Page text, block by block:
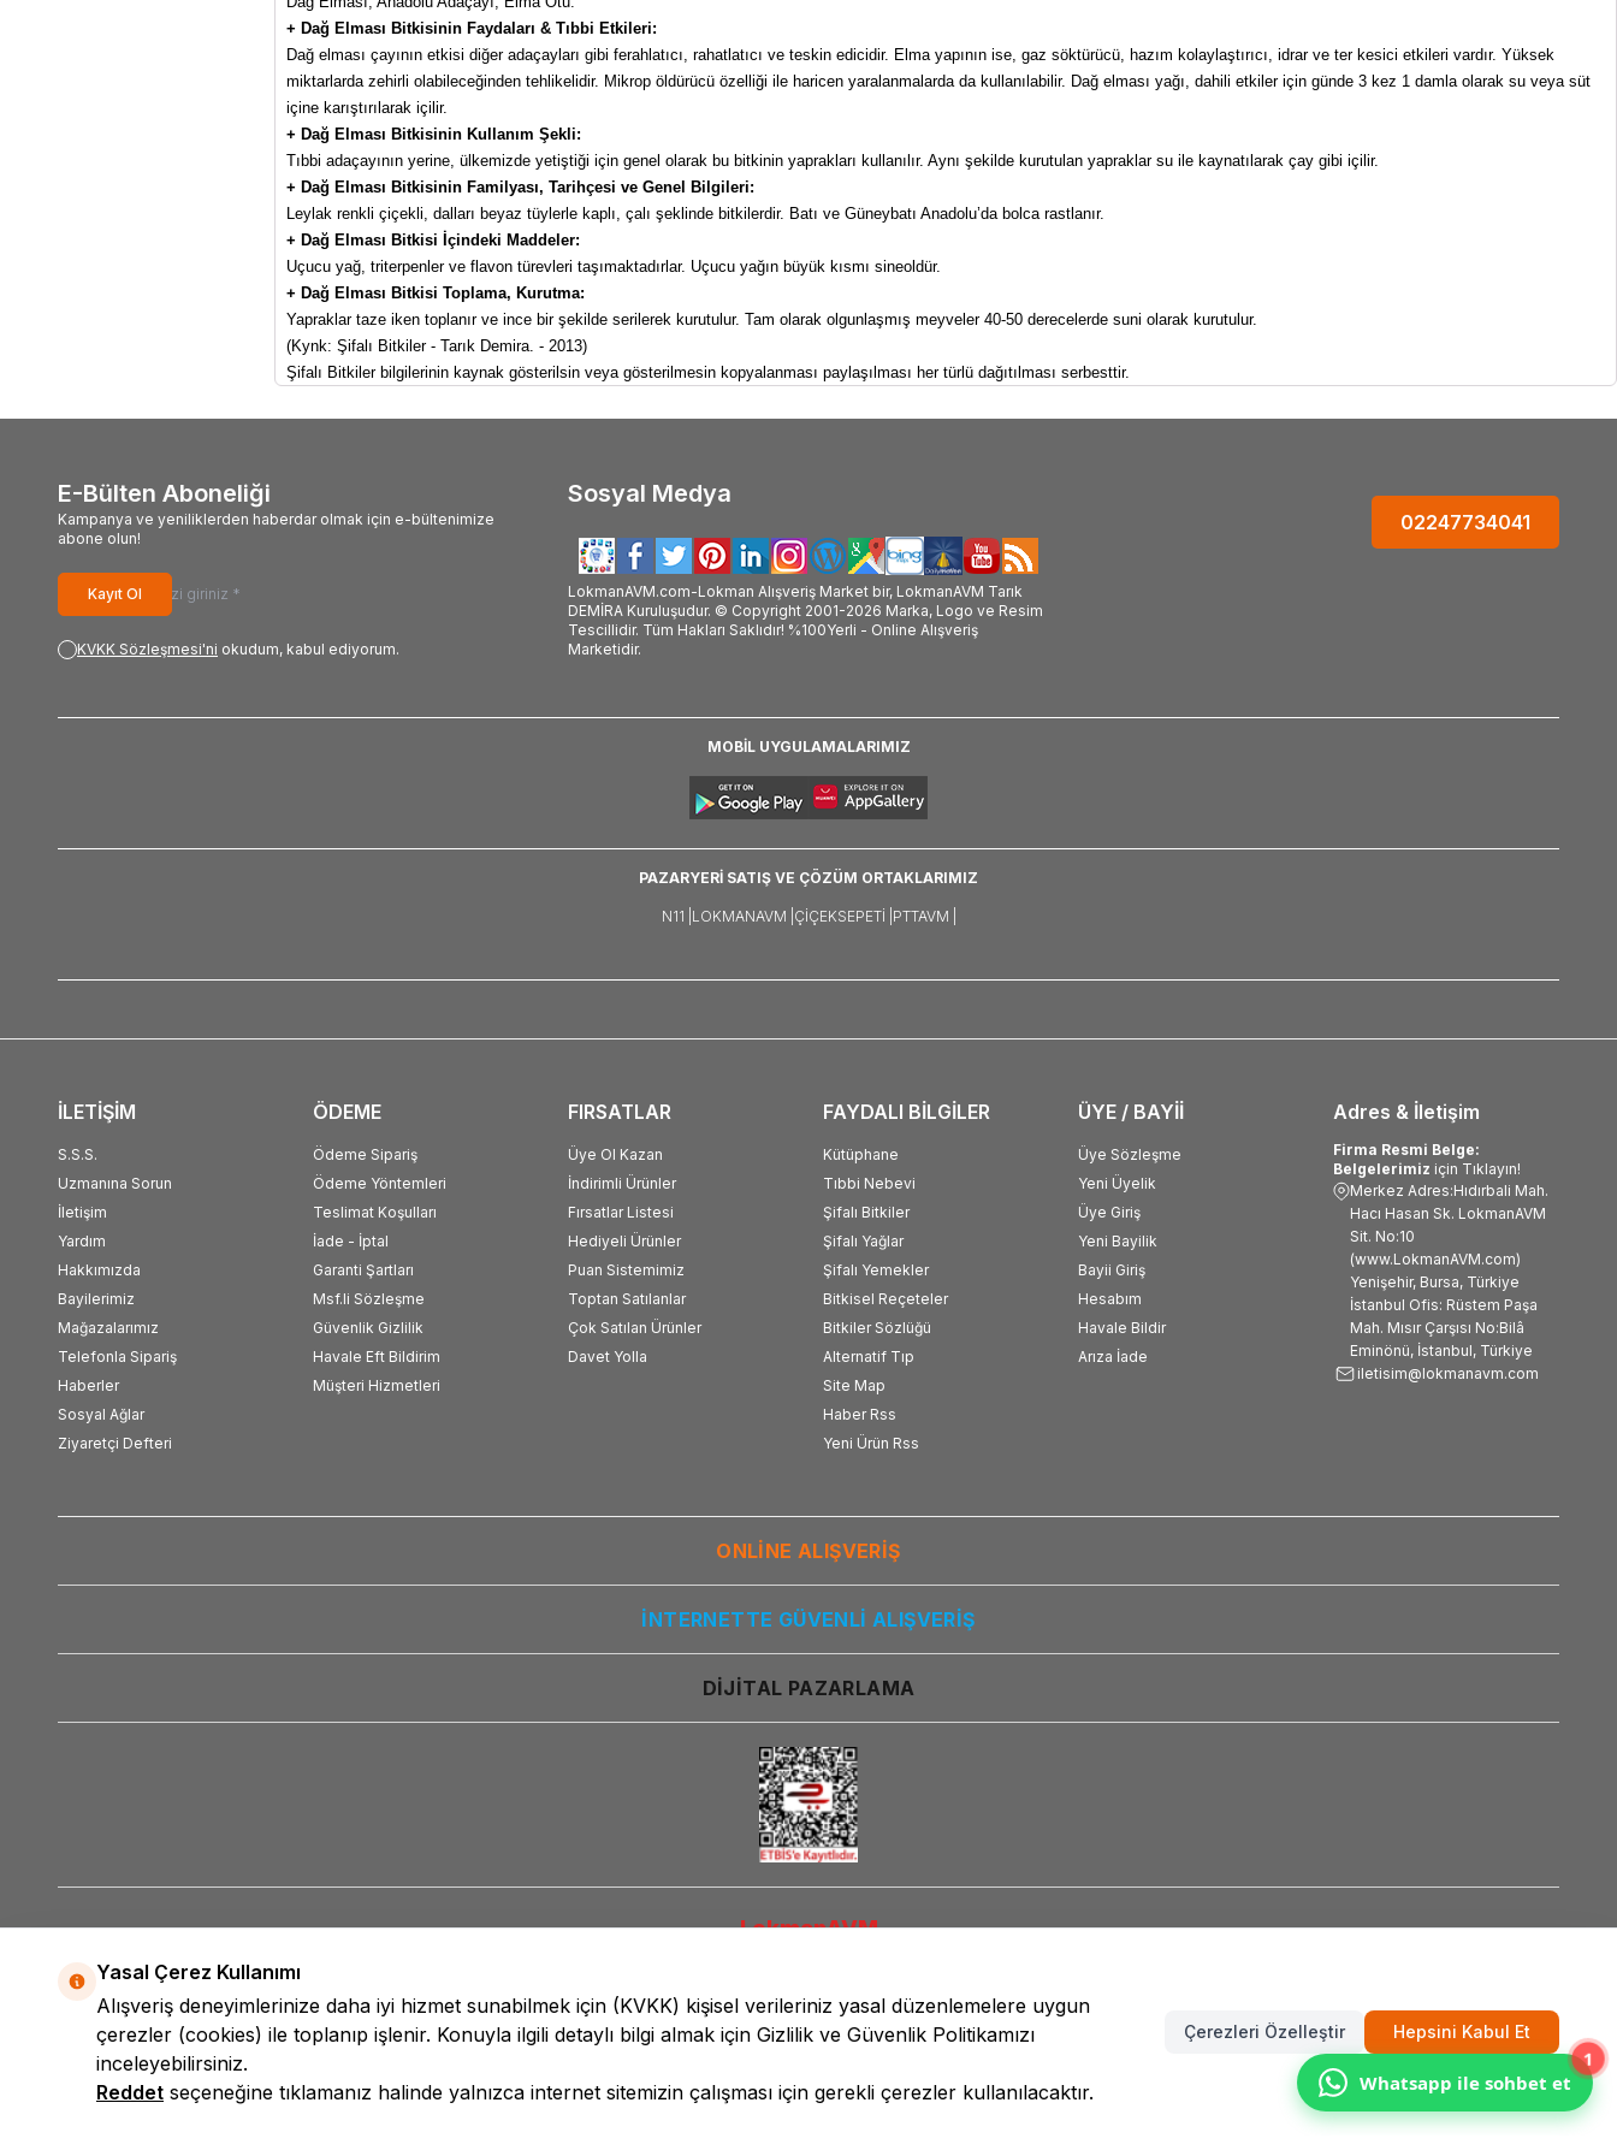
Whatsapp ile sohbet et
1
+ Dağ Elması Bitkisinin Faydaları & Tıbbi Etkileri:
Dağ elması çayının etkisi diğer adaçayları gibi ferahlatıcı, rahatlatıcı ve teskin edicidir. Elma yapının ise, gaz söktürücü, hazım kolaylaştırıcı, idrar ve ter kesici etkileri vardır. Yüksek
miktarlarda zehirli olabileceğinden tehlikelidir. Mikrop öldürücü özelliği ile haricen yaralanmalarda da kullanılabilir. Dağ elması yağı, dahili etkiler için günde 3 kez 1 damla olarak su veya süt
içine karıştırılarak içilir.
+ Dağ Elması Bitkisinin Kullanım Şekli:
Tıbbi adaçayının yerine, ülkemizde yetiştiği için genel olarak bu bitkinin yaprakları kullanılır. Aynı şekilde kurutulan yapraklar su ile kaynatılarak çay gibi içilir.
+ Dağ Elması Bitkisinin Familyası, Tarihçesi ve Genel Bilgileri:
Leylak renkli çiçekli, dalları beyaz tüylerle kaplı, çalı şeklinde bitkilerdir. Batı ve Güneybatı Anadolu’da bolca rastlanır.
+ Dağ Elması Bitkisi İçindeki Maddeler:
Uçucu yağ, triterpenler ve flavon türevleri taşımaktadırlar. Uçucu yağın büyük kısmı sineoldür.
+ Dağ Elması Bitkisi Toplama, Kurutma:
Yapraklar taze iken toplanır ve ince bir şekilde serilerek kurutulur. Tam olarak olgunlaşmış meyveler 40-50 derecelerde suni olarak kurutulur.
(Kynk: Şifalı Bitkiler - Tarık Demira. - 2013)
Şifalı Bitkiler bilgilerinin kaynak gösterilsin veya gösterilmesin kopyalanması paylaşılması her türlü dağıtılması serbesttir.
E-Bülten Aboneliği
Kampanya ve yeniliklerden haberdar olmak için e-bültenimize
abone olun!
Kayıt Ol
KVKK Sözleşmesi'ni okudum, kabul ediyorum.
Sosyal Medya
LokmanAVM.com-Lokman Alışveriş Market bir, LokmanAVM Tarık
DEMİRA Kuruluşudur. © Copyright 2001-2026 Marka, Logo ve Resim
Tescillidir. Tüm Hakları Saklıdır! %100Yerli - Online Alışveriş
Marketidir.
02247734041
MOBİL UYGULAMALARIMIZ
PAZARYERİ SATIŞ VE ÇÖZÜM ORTAKLARIMIZ
N11 | LOKMANAVM | ÇIÇEKSEPETI | PTTAVM |
Adres & İletişim
Firma Resmi Belge:
Belgelerimiz için Tıklayın!
Merkez Adres:Hıdırbali Mah.
Hacı Hasan Sk. LokmanAVM
Sit. No:10
(www.LokmanAVM.com)
Yenişehir, Bursa, Türkiye
İstanbul Ofis: Rüstem Paşa
Mah. Mısır Çarşısı No:Bilâ
Eminönü, İstanbul, Türkiye
iletisim@lokmanavm.com
İLETİŞİM
S.S.S.
Uzmanına Sorun
İletişim
Yardım
Hakkımızda
Bayilerimiz
Mağazalarımız
Telefonla Sipariş
Haberler
Sosyal Ağlar
Ziyaretçi Defteri
ÖDEME
Ödeme Sipariş
Ödeme Yöntemleri
Teslimat Koşulları
İade - İptal
Garanti Şartları
Msf.li Sözleşme
Güvenlik Gizlilik
Havale Eft Bildirim
Müşteri Hizmetleri
FIRSATLAR
Üye Ol Kazan
İndirimli Ürünler
Fırsatlar Listesi
Hediyeli Ürünler
Puan Sistemimiz
Toptan Satılanlar
Çok Satılan Ürünler
Davet Yolla
FAYDALI BİLGİLER
Kütüphane
Tıbbi Nebevi
Şifalı Bitkiler
Şifalı Yağlar
Şifalı Yemekler
Bitkisel Reçeteler
Bitkiler Sözlüğü
Alternatif Tıp
Site Map
Haber Rss
Yeni Ürün Rss
ÜYE / BAYİİ
Üye Sözleşme
Yeni Üyelik
Üye Giriş
Yeni Bayilik
Bayii Giriş
Hesabım
Havale Bildir
Arıza İade
ONLİNE ALIŞVERİŞ
İNTERNETTE GÜVENLİ ALIŞVERİŞ
DİJİTAL PAZARLAMA
LokmanAVM
Yasal Çerez Kullanımı
Alışveriş deneyimlerinize daha iyi hizmet sunabilmek için (KVKK) kişisel verileriniz yasal düzenlemelere uygun
çerezler (cookies) ile toplanıp işlenir. Konuyla ilgili detaylı bilgi almak için Gizlilik ve Güvenlik Politikamızı
inceleyebilirsiniz.
Reddet seçeneğine tıklamanız halinde yalnızca internet sitemizin çalışması için gerekli çerezler kullanılacaktır.
Çerezleri Özelleştir Hepsini Kabul Et